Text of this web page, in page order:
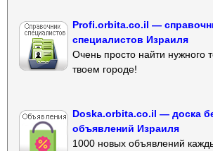
Profi.orbita.co.il —
специалистов Израиля
Очень просто найти нужного
твоем городе!
Doska.orbita.co.il — доска
объявлений Израиля
1000 новых объявлений